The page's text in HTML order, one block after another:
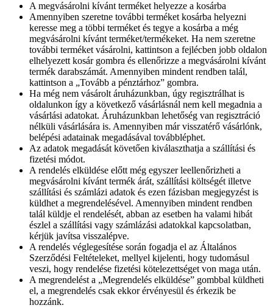
A megvásárolni kívánt terméket helyezze a kosárba
Amennyiben szeretne további terméket kosárba helyezni
keresse meg a többi terméket és tegye a kosárba a még
megvásárolni kívánt terméket/termékeket. Ha nem szeretne
további terméket vásárolni, kattintson a fejlécben jobb oldalon
elhelyezett kosár gombra és ellenőrizze a megvásárolni kívánt
termék darabszámát. Amennyiben mindent rendben talál,
kattintson a „Tovább a pénztárhoz” gombra.
Ha még nem vásárolt áruházunkban, úgy regisztrálhat is
oldalunkon így a következő vásárlásnál nem kell megadnia a
vásárlási adatokat. Áruházunkban lehetőség van regisztráció
nélküli vásárlására is. Amennyiben már visszatérő vásárlónk,
belépési adatainak megadásával továbbléphet.
Az adatok megadását követően kiválaszthatja a szállítási és
fizetési módot.
A rendelés elküldése előtt még egyszer leellenőrizheti a
megvásárolni kívánt termék árát, szállítási költségét illetve
szállítási és számlázi adatok és ezen fázisban megjegyzést is
küldhet a megrendelésével. Amennyiben mindent rendben
talál küldje el rendelését, abban az esetben ha valami hibát
észlel a szállítási vagy számlázási adatokkal kapcsolatban,
kérjük javítsa visszalépve.
A rendelés véglegesítése során fogadja el az Általános
Szerződési Feltételeket, mellyel kijelenti, hogy tudomásul
veszi, hogy rendelése fizetési kötelezettséget von maga után.
A megrendelést a „Megrendelés elküldése” gombbal küldheti
el, a megrendelés csak ekkor érvényesül és érkezik be
hozzánk.